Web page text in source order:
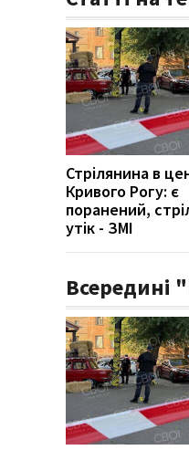
Стрілянина в
Кривого Рогу: є
поранений,
утік - ЗМІ
Всередині